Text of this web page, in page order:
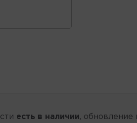
есть в наличии, обновление